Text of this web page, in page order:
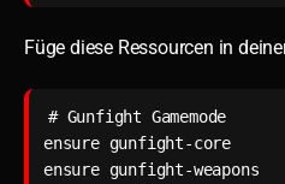
Füge diese Ressourcen in
# Gunfight Gamemode
ensure gunfight-core
ensure gunfight-weapons